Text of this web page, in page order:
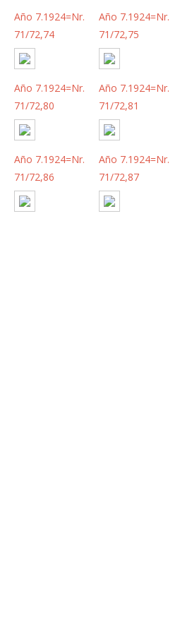
Año 7.1924=Nr.
71/72,74
Año 7.1924=Nr.
71/72,75
Año 7.1924=Nr.
71/72,80
Año 7.1924=Nr.
71/72,81
Año 7.1924=Nr.
71/72,86
Año 7.1924=Nr.
71/72,87